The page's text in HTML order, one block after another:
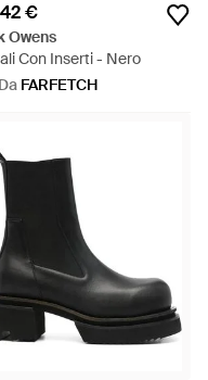
€
Owens
Con Inserti - Nero
Da FARFETCH